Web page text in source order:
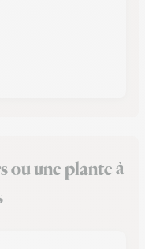
ou une plante à